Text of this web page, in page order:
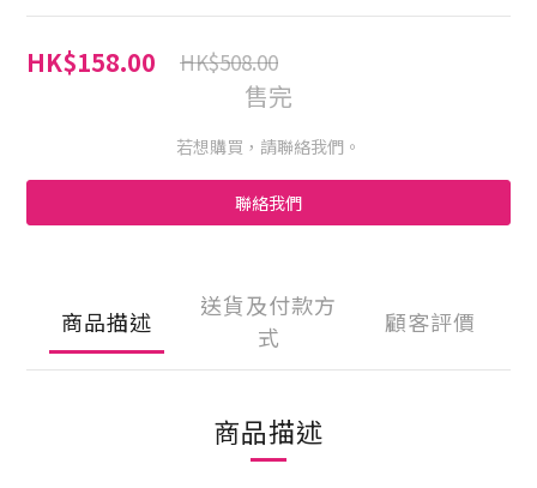
HK$158.00 HK$508.00
售完
若想購買，請聯絡我們。
聯絡我們
商品描述
送貨及付款方
式
顧客評價
商品描述